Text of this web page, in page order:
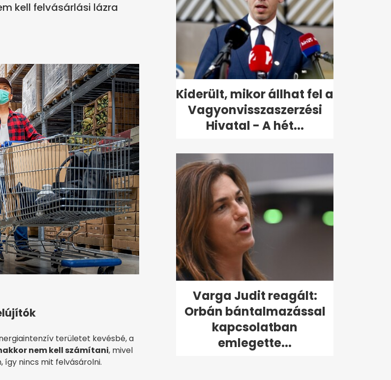
kell felvásárlási lázra
területet kevésbé, a
nem kell számítani, mivel
nincs mit felvásárolni.
Kiderült, mikor állhat fel a
Vagyonvisszaszerzési
Hivatal - A hét...
Varga Judit reagált:
Orbán bántalmazással
kapcsolatban
emlegette...